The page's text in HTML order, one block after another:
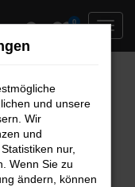
0
und unsere
Wir
und
nur,
Wenn Sie zu
ändern, können